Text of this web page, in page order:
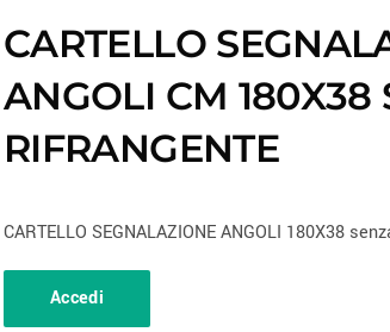
CARTELLO
ANGOLI CM 180X38
RIFRANGENTE
CARTELLO SEGNALAZIONE ANGOLI 180X38
Accedi